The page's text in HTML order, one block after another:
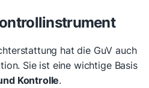
hat die GuV auch
Sie ist eine wichtige Basis
Kontrolle.